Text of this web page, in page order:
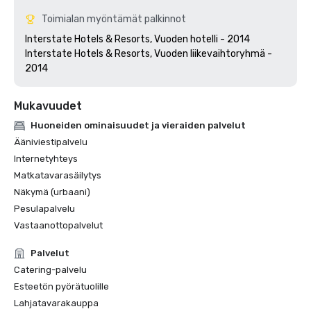
Toimialan myöntämät palkinnot
Interstate Hotels & Resorts, Vuoden hotelli - 2014
Interstate Hotels & Resorts, Vuoden liikevaihtoryhmä -
Mukavuudet
Huoneiden ominaisuudet ja vieraiden palvelut
Ääniviestipalvelu
Internetyhteys
Matkatavarasäilytys
Näkymä (urbaani)
Pesulapalvelu
Vastaanottopalvelut
Palvelut
Catering-palvelu
Esteetön pyörätuolille
Lahjatavarakauppa